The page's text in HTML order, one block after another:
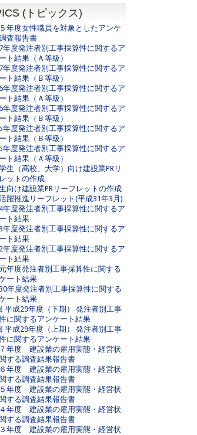
(トピックス)
年度女性職員を対象としたアンケ
査報告書
年度発注者別工事採算性に関するア
ト結果（Ａ等級）
年度発注者別工事採算性に関するア
ト結果（Ｂ等級）
年度発注者別工事採算性に関するア
ト結果（Ａ等級）
年度発注者別工事採算性に関するア
ト結果（Ｂ等級）
年度発注者別工事採算性に関するア
ト結果（Ｂ等級）
年度発注者別工事採算性に関するア
ト結果（Ａ等級）
生（高校、大学）向け建設業PRリ
ットの作成
向け建設業PRリーフレットの作成
躍推進リーフレット(平成31年3月)
年度発注者別工事採算性に関するア
ト結果
年度発注者別工事採算性に関するア
ト結果
年度発注者別工事採算性に関するア
ト結果
年度発注者別工事採算性に関する
ート結果
年度発注者別工事採算性に関する
ート結果
平成29年度（下期） 発注者別工事
に関するアンケート結果
平成29年度（上期） 発注者別工事
に関するアンケート結果
年度 建設業の雇用実態・経営状
する調査結果報告書
年度 建設業の雇用実態・経営状
する調査結果報告書
年度 建設業の雇用実態・経営状
する調査結果報告書
年度 建設業の雇用実態・経営状
する調査結果報告書
年度 建設業の雇用実態・経営状